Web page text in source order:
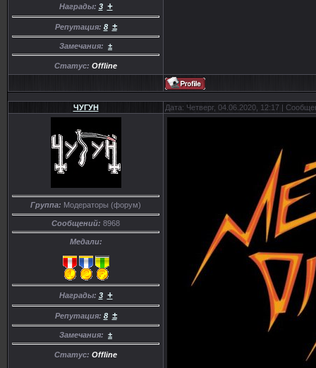
Награды: 3 +
Репутация: 8 ±
Замечания: ±
Статус: Offline
ЧУГУН Дата: Четверг, 04.06.2020, 12:17 |
Группа: Модераторы (форум)
Сообщений: 8968
Медали:
Награды: 3 +
Репутация: 8 ±
Замечания: ±
Статус: Offline